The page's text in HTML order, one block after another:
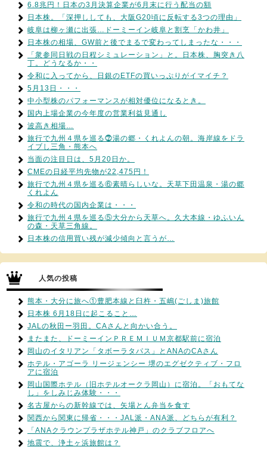
6.8兆円！日本の3月決算企業が6月末に行う配当の額
日本株。「深押ししても、大阪G20頃に反転する3つの理由」
岐阜は柳ヶ瀬に出張…ドーミーイン岐阜と割烹「かわ井」
日本株の相場、GW前と後でまるで変わってしまったな・・・
「衆参同日戦の日程シミュレーション」と。日本株、胸突き八
丁。どうなるか・・
令和に入ってから、日銀のETFの買いっぷりがイマイチ？
5月13日・・・
中小型株のパフォーマンスが相対優位になるとき。
国内上場企業の今年度の営業利益見通し
波高き相場…
旅行で九州４県を巡る⓻湯の郷・くれよんの朝。海岸線をドラ
イブし三角・熊本へ
当面の注目日は、5月20日か。
CMEの日経平均先物が22,475円！
旅行で九州４県を巡る⑥素晴らしいな。天草下田温泉・湯の郷
くれよん
令和の時代の国内企業は・・・
旅行で九州４県を巡る⑤大分から天草へ。久大本線・ゆふいん
の森・天草三角線。
日本株の信用買い残が減少傾向と言うが…
人気の投稿
熊本・大分に旅へ①豊肥本線と臼杵・五嶋(ごしま)旅館
日本株 6月18日に起こること…
JALの秋田ー羽田。CAさんと向かい合う。
またまた、ドーミーインＰＲＥＭＩＵＭ京都駅前に宿泊
岡山のイタリアン「タボーラタパス」とANAのCAさん
ホテル・アゴーラ リージェンシー 堺のエグゼクティブ・フロ
アに宿泊
岡山国際ホテル（旧ホテルオークラ岡山）に宿泊。「おもてな
し」をしみじみ体験・・・
名古屋からの新幹線では、矢場とん弁当を食す
関西から関東に帰省・・・JAL派・ANA派、どちらが有利？
「ANAクラウンプラザホテル神戸」のクラブフロアへ
地震で、浄土ヶ浜旅館は？